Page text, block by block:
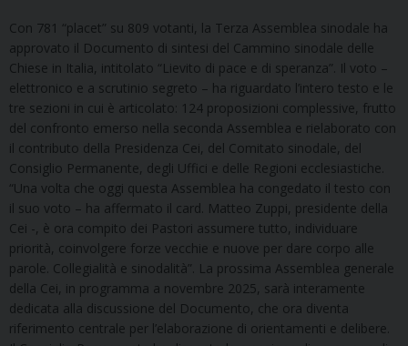
Con 781 “placet” su 809 votanti, la Terza Assemblea sinodale ha
approvato il Documento di sintesi del Cammino sinodale delle
Chiese in Italia, intitolato “Lievito di pace e di speranza”. Il voto –
elettronico e a scrutinio segreto – ha riguardato l’intero testo e le
tre sezioni in cui è articolato: 124 proposizioni complessive, frutto
del confronto emerso nella seconda Assemblea e rielaborato con
il contributo della Presidenza Cei, del Comitato sinodale, del
Consiglio Permanente, degli Uffici e delle Regioni ecclesiastiche.
“Una volta che oggi questa Assemblea ha congedato il testo con
il suo voto – ha affermato il card. Matteo Zuppi, presidente della
Cei -, è ora compito dei Pastori assumere tutto, individuare
priorità, coinvolgere forze vecchie e nuove per dare corpo alle
parole. Collegialità e sinodalità”. La prossima Assemblea generale
della Cei, in programma a novembre 2025, sarà interamente
dedicata alla discussione del Documento, che ora diventa
riferimento centrale per l’elaborazione di orientamenti e delibere.